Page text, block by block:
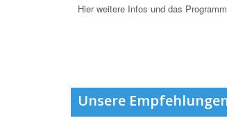
Hier weitere Infos und das
Unsere